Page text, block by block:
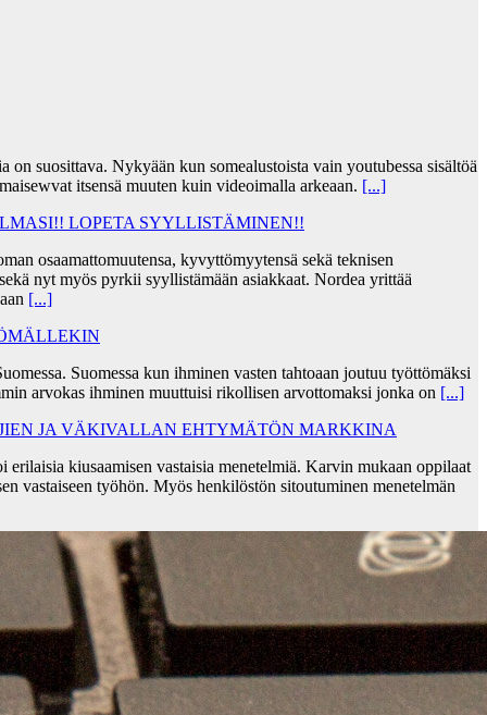
on suosittava. Nykyään kun somealustoista vain youtubessa sisältöä
itsensä muuten kuin videoimalla arkeaan. [...]
LOPETA SYYLLISTÄMINEN!!
osaamattomuutensa, kyvyttömyytensä sekä teknisen
nyt myös pyrkii syyllistämään asiakkaat. Nordea yrittää
[...]
Suomessa kun ihminen vasten tahtoaan joutuu työttömäksi
arvokas ihminen muuttuisi rikollisen arvottomaksi jonka on [...]
JA VÄKIVALLAN EHTYMÄTÖN MARKKINA
kiusaamisen vastaisia menetelmiä. Karvin mukaan oppilaat
vastaiseen työhön. Myös henkilöstön sitoutuminen menetelmän